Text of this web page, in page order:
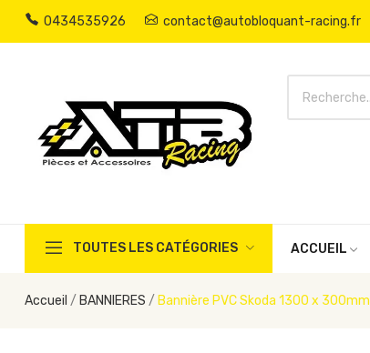
0434535926 contact@autobloquant-racing.fr
TOUTES LES CATÉGORIES ACCUEIL
Accueil BANNIERES Bannière PVC Skoda 1300 x 300mm